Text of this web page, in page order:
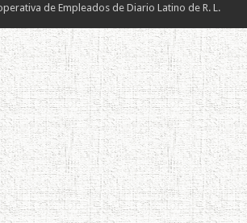
de Empleados de Diario Latino de R. L.